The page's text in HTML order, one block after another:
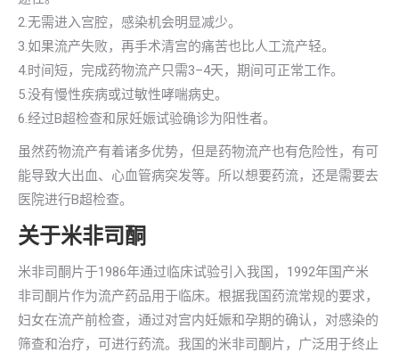
2.无需进入宫腔，感染机会明显减少。
3.如果流产失败，再手术清宫的痛苦也比人工流产轻。
4.时间短，完成药物流产只需3–4天，期间可正常工作。
5.没有慢性疾病或过敏性哮喘病史。
6.经过B超检查和尿妊娠试验确诊为阳性者。
虽然药物流产有着诸多优势，但是药物流产也有危险性，有可
能导致大出血、心血管病突发等。所以想要药流，还是需要去
医院进行B超检查。
关于米非司酮
米非司酮片于1986年通过临床试验引入我国，1992年国产米
非司酮片作为流产药品用于临床。根据我国药流常规的要求，
妇女在流产前检查，通过对宫内妊娠和孕期的确认，对感染的
筛查和治疗，可进行药流。我国的米非司酮片，广泛用于终止